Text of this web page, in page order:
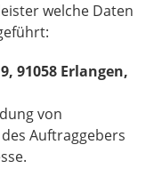
welche Daten
91058 Erlangen,
von
Auftraggebers